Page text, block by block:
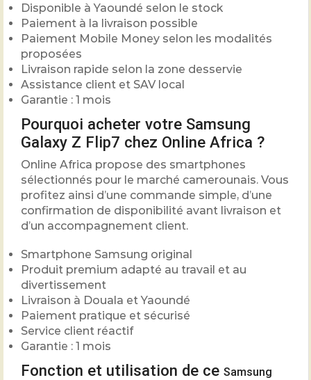
Disponible à Yaoundé selon le stock
Paiement à la livraison possible
Paiement Mobile Money selon les modalités
proposées
Livraison rapide selon la zone desservie
Assistance client et SAV local
Garantie : 1 mois
Pourquoi acheter votre Samsung
Galaxy Z Flip7 chez Online Africa ?
Online Africa propose des smartphones
sélectionnés pour le marché camerounais. Vous
profitez ainsi d’une commande simple, d’une
confirmation de disponibilité avant livraison et
d’un accompagnement client.
Smartphone Samsung original
Produit premium adapté au travail et au
divertissement
Livraison à Douala et Yaoundé
Paiement pratique et sécurisé
Service client réactif
Garantie : 1 mois
Fonction et utilisation de ce Samsung